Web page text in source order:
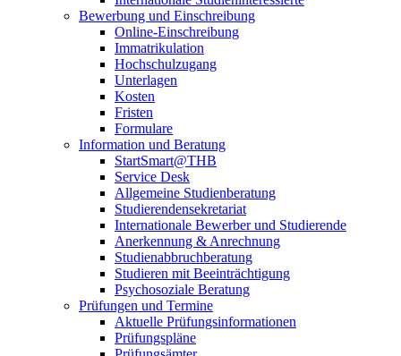
Bewerbung und Einschreibung
Online-Einschreibung
Immatrikulation
Hochschulzugang
Unterlagen
Kosten
Fristen
Formulare
Information und Beratung
StartSmart@THB
Service Desk
Allgemeine Studienberatung
Studierendensekretariat
Internationale Bewerber und Studierende
Anerkennung & Anrechnung
Studienabbruchberatung
Studieren mit Beeinträchtigung
Psychosoziale Beratung
Prüfungen und Termine
Aktuelle Prüfungsinformationen
Prüfungspläne